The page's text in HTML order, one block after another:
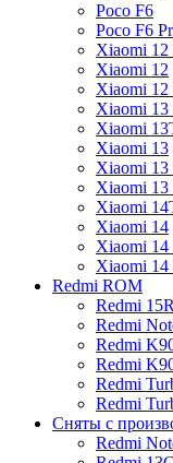
Poco F6
Poco F6
Xiaomi 12
Xiaomi 12
Xiaomi 12
Xiaomi 13
Xiaomi
Xiaomi 13
Xiaomi 13
Xiaomi 13
Xiaomi
Xiaomi 14
Xiaomi 14
Xiaomi 14
Redmi ROM
Redmi 15R
Redmi
Redmi
Redmi
Redmi
Redmi
Сняты с
Redmi